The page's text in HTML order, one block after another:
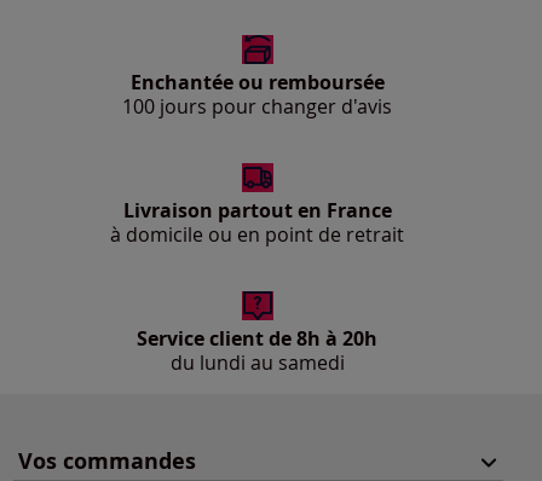
Enchantée ou remboursée
100 jours pour changer d'avis
Livraison partout en France
à domicile ou en point de retrait
Service client de 8h à 20h
du lundi au samedi
Vos commandes